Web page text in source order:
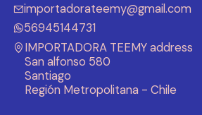
importadorateemy@gmail.com
56945144731
IMPORTADORA TEEMY address
San alfonso 580
Santiago
Región Metropolitana - Chile